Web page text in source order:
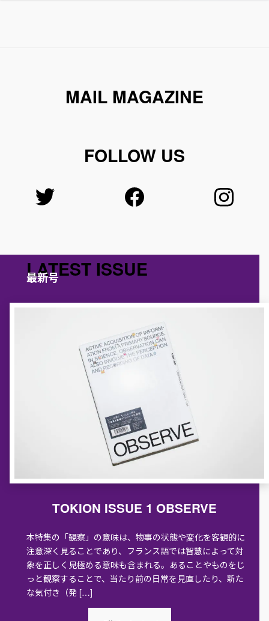
MAIL MAGAZINE
FOLLOW US
LATEST ISSUE
最新号
TOKION ISSUE 1 OBSERVE
本特集の「観察」の意味は、物事の状態や変化を客観的に
注意深く見ることであり、フランス語では智慧によって対
象を正しく見極める意味も含まれる。あることやものをじ
っと観察することで、当たり前の日常を見直したり、新た
な気付き（発 […]